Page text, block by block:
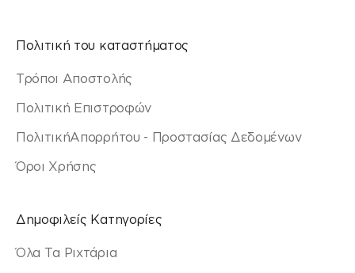
Πολιτική του καταστήματος
Τρόποι Αποστολής
Πολιτική Επιστροφών
ΠολιτικήΑπορρήτου - Προστασίας Δεδομένων
Όροι Χρήσης
Δημοφιλείς Κατηγορίες
Όλα Τα Ριχτάρια